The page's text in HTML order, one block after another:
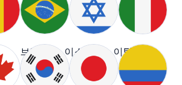
브라질 이스라엘 이탈리아